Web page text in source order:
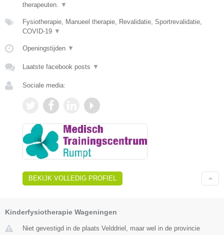
therapeuten.
▼
Fysiotherapie, Manueel therapie, Revalidatie, Sportrevalidatie,
COVID-19 ▼
Openingstijden ▼
Laatste facebook posts ▼
Sociale media:
BEKIJK VOLLEDIG PROFIEL
Kinderfysiotherapie Wageningen
Niet gevestigd in de plaats Velddriel, maar wel in de provincie